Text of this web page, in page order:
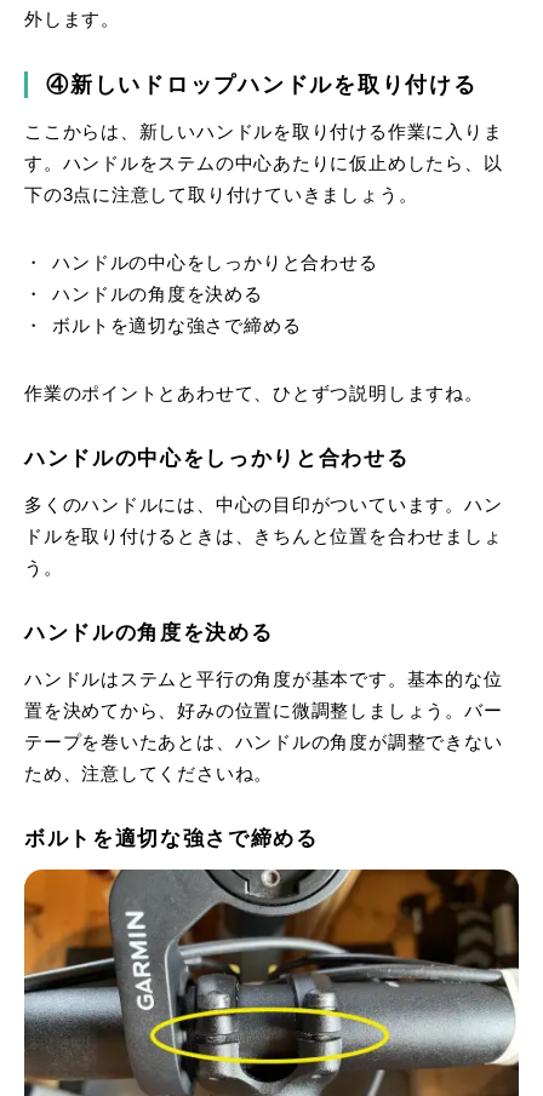
外します。
④新しいドロップハンドルを取り付ける
ここからは、新しいハンドルを取り付ける作業に入りま
す。ハンドルをステムの中心あたりに仮止めしたら、以
下の3点に注意して取り付けていきましょう。
ハンドルの中心をしっかりと合わせる
ハンドルの角度を決める
ボルトを適切な強さで締める
作業のポイントとあわせて、ひとずつ説明しますね。
ハンドルの中心をしっかりと合わせる
多くのハンドルには、中心の目印がついています。ハン
ドルを取り付けるときは、きちんと位置を合わせましょ
う。
ハンドルの角度を決める
ハンドルはステムと平行の角度が基本です。基本的な位
置を決めてから、好みの位置に微調整しましょう。バー
テープを巻いたあとは、ハンドルの角度が調整できない
ため、注意してくださいね。
ボルトを適切な強さで締める